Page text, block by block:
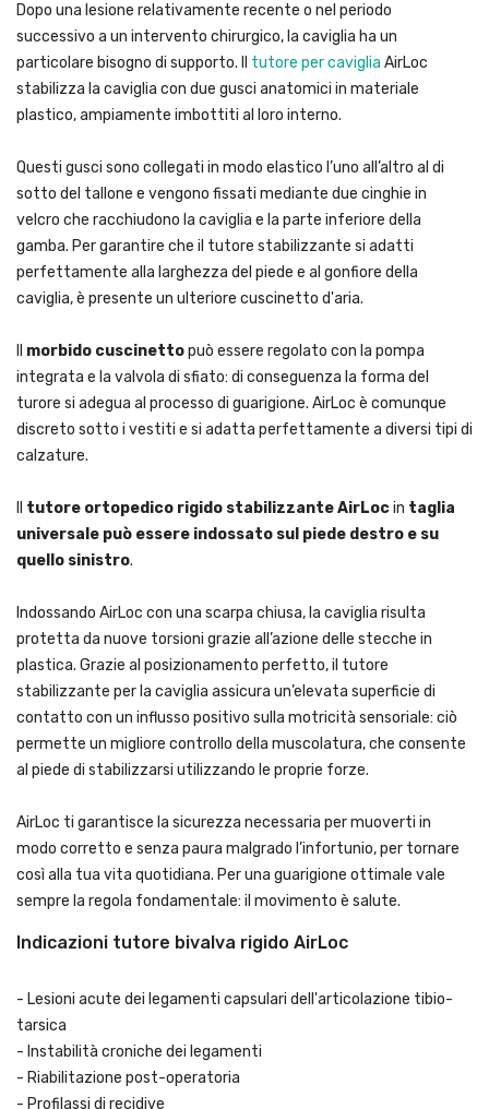
Dopo una lesione relativamente recente o nel periodo
successivo a un intervento chirurgico, la caviglia ha un
particolare bisogno di supporto. Il tutore per caviglia AirLoc
stabilizza la caviglia con due gusci anatomici in materiale
plastico, ampiamente imbottiti al loro interno.
Questi gusci sono collegati in modo elastico l’uno all’altro al di
sotto del tallone e vengono fissati mediante due cinghie in
velcro che racchiudono la caviglia e la parte inferiore della
gamba. Per garantire che il tutore stabilizzante si adatti
perfettamente alla larghezza del piede e al gonfiore della
caviglia, è presente un ulteriore cuscinetto d'aria.
morbido cuscinettopuò essere regolato con la pompa
integrata e la valvola di sfiato: di conseguenza la forma del
turore si adegua al processo di guarigione. AirLoc è comunque
discreto sotto i vestiti e si adatta perfettamente a diversi tipi di
calzature.
tutore ortopedico rigido stabilizzante AirLocin taglia
universale può essere indossato sul piede destro e su
quello sinistro.
Indossando AirLoc con una scarpa chiusa, la caviglia risulta
protetta da nuove torsioni grazie all’azione delle stecche in
plastica. Grazie al posizionamento perfetto, il tutore
stabilizzante per la caviglia assicura un’elevata superficie di
contatto con un influsso positivo sulla motricità sensoriale: ciò
permette un migliore controllo della muscolatura, che consente
al piede di stabilizzarsi utilizzando le proprie forze.
AirLoc ti garantisce la sicurezza necessaria per muoverti in
modo corretto e senza paura malgrado l’infortunio, per tornare
così alla tua vita quotidiana. Per una guarigione ottimale vale
sempre la regola fondamentale: il movimento è salute.
Indicazioni tutore bivalva rigido AirLoc
- Lesioni acute dei legamenti capsulari dell'articolazione tibio-
tarsica
- Instabilità croniche dei legamenti
- Riabilitazione post-operatoria
- Profilassi di recidive